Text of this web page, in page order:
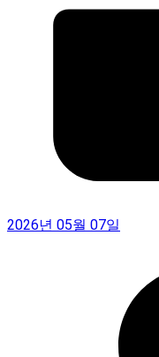
2026년 05월 07일